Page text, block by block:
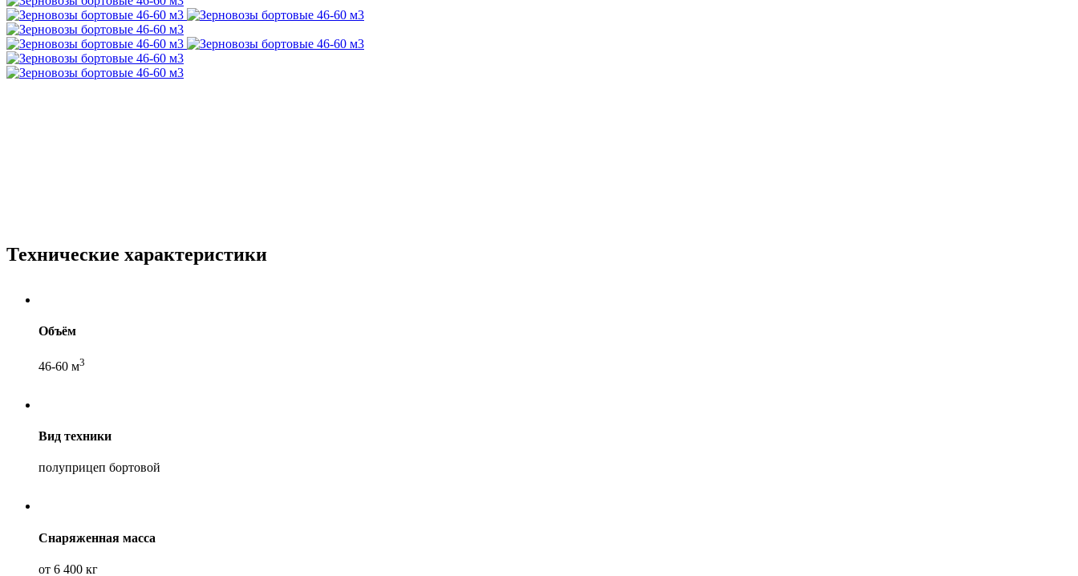
Технические характеристики
Объём
46-60 м3
Вид техники
полуприцеп бортовой
Снаряженная масса
от 6 400 кг